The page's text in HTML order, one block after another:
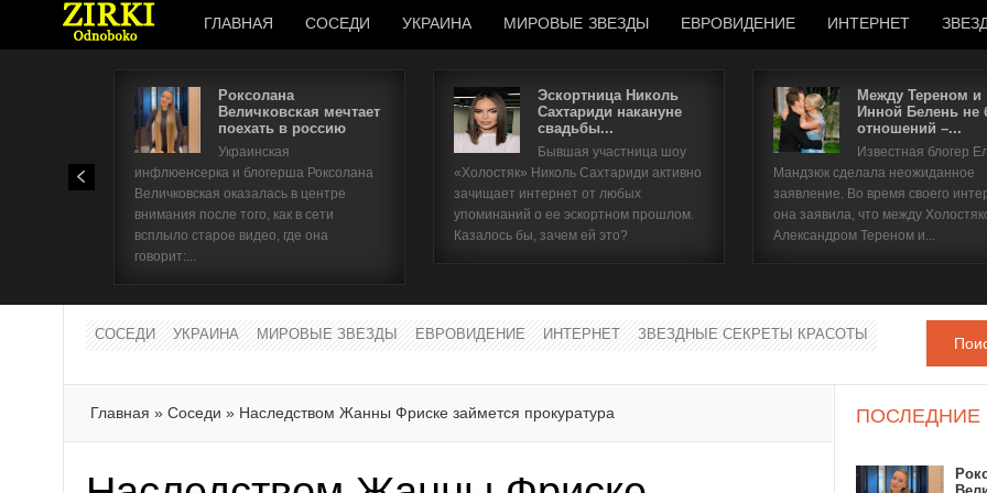
ГЛАВНАЯ СОСЕДИ УКРАИНА МИРОВЫЕ ЗВЕЗДЫ ЕВРОВИДЕНИЕ ИНТЕРНЕТ
Роксолана
Величковская мечтает
поехать в россию
Украинская
инфлюенсерка и блогерша Роксолана
Величковская оказалась в центре
внимания после того, как в сети
всплыло старое видео, где она
говорит:...
Эскортница Николь
Сахтариди накануне
свадьбы...
Бывшая участница шоу
«Холостяк» Николь Сахтариди активно
зачищает интернет от любых
упоминаний о ее эскортном прошлом.
Казалось бы, зачем ей это?
Между Тереном и
Инной Белень не
отношений –...
Известная блогер
Мандзюк сделала неожиданное
заявление. Во время своего
она заявила, что между
Александром Тереном и...
СОСЕДИ УКРАИНА МИРОВЫЕ ЗВЕЗДЫ ЕВРОВИДЕНИЕ ИНТЕРНЕТ ЗВЕЗДНЫЕ СЕКРЕТЫ КРАСОТЫ
Главная » Соседи » Наследством Жанны Фриске займется прокуратура ПОСЛЕДНИЕ
Имя пользователя
Забыли имя пользователя?